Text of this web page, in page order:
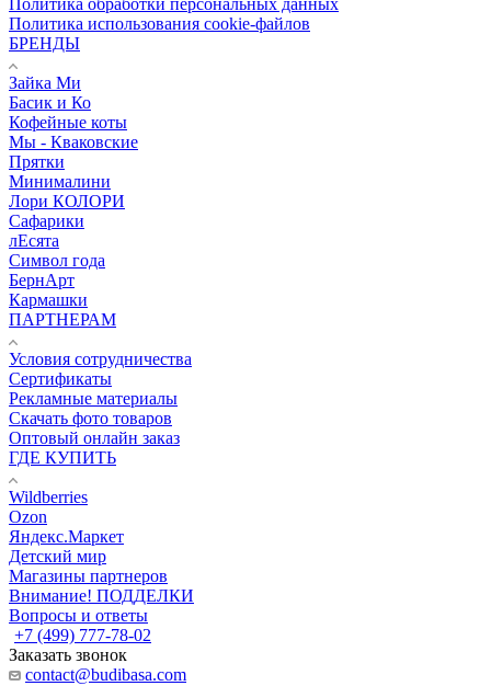
Политика обработки персональных данных
Политика использования cookie-файлов
БРЕНДЫ
Зайка Ми
Басик и Ко
Кофейные коты
Мы - Кваковские
Прятки
Минималини
Лори КОЛОРИ
Сафарики
лЕсята
Символ года
БернАрт
Кармашки
ПАРТНЕРАМ
Условия сотрудничества
Сертификаты
Рекламные материалы
Скачать фото товаров
Оптовый онлайн заказ
ГДЕ КУПИТЬ
Wildberries
Ozon
Яндекс.Маркет
Детский мир
Магазины партнеров
Внимание! ПОДДЕЛКИ
Вопросы и ответы
+7 (499) 777-78-02
Заказать звонок
contact@budibasa.com